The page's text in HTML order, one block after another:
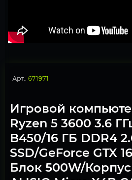
Арт.: 671971
Игровой
Ryzen 5 3600 3.6
B450/16 ГБ DDR4
SSD/GeForce GTX
Блок 500W/